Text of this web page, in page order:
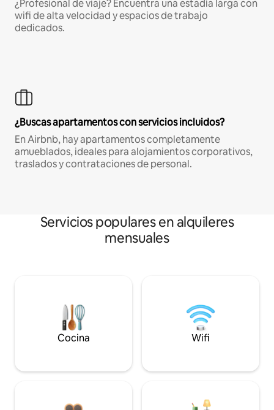
¿Profesional de viaje? Encuentra una estadía larga con
wifi de alta velocidad y espacios de trabajo
dedicados.
¿Buscas apartamentos con servicios incluidos?
En Airbnb, hay apartamentos completamente
amueblados, ideales para alojamientos corporativos,
traslados y contrataciones de personal.
Servicios populares en alquileres
mensuales
Cocina Wifi